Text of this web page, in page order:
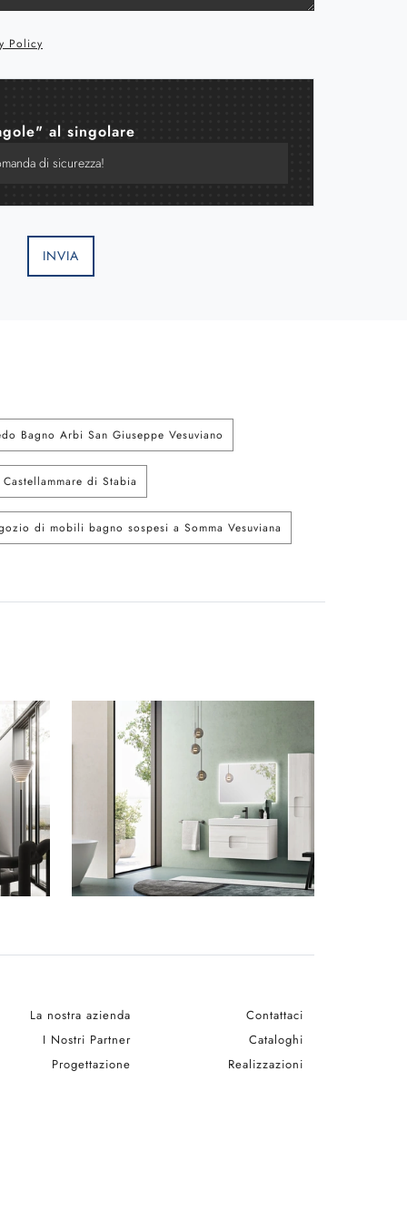
Policy
al singolare
INVIA
Bagno Arbi San Giuseppe Vesuviano
di Stabia
di mobili bagno sospesi a Somma Vesuviana
La nostra azienda
I Nostri Partner
Progettazione
Contattaci
Cataloghi
Realizzazioni